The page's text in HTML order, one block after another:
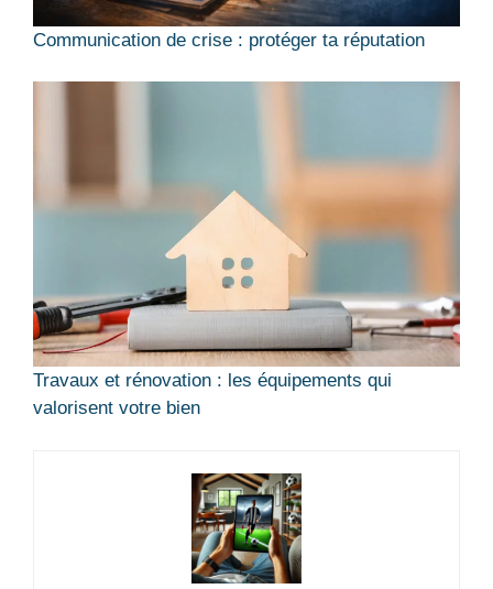
Communication de crise : protéger ta réputation
Travaux et rénovation : les équipements qui
valorisent votre bien